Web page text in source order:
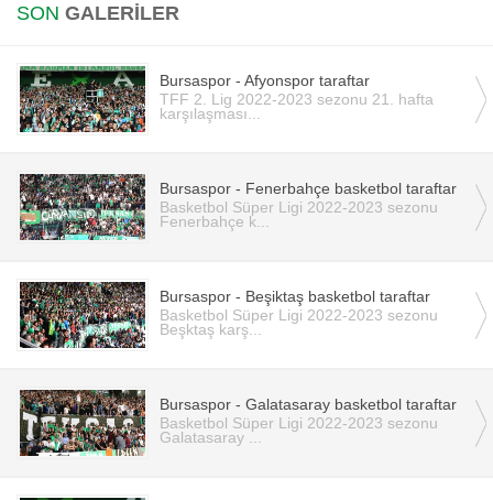
SON GALERİLER
Bursaspor - Afyonspor taraftar
TFF 2. Lig 2022-2023 sezonu 21. hafta
karşılaşması...
Bursaspor - Fenerbahçe basketbol taraftar
Basketbol Süper Ligi 2022-2023 sezonu
Fenerbahçe k...
Bursaspor - Beşiktaş basketbol taraftar
Basketbol Süper Ligi 2022-2023 sezonu
Beşktaş karş...
Bursaspor - Galatasaray basketbol taraftar
Basketbol Süper Ligi 2022-2023 sezonu
Galatasaray ...